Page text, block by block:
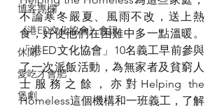
博客專欄
《港ED文化協會》會訊
休閒
愛吃才會肥
煲劇
不論寒冬嚴夏、風雨不改，送上熱
食，好使他們在困難中多一點溫暖。
「港ED文化協會」10名義工早前參與
了一次派飯活動，為無家者及貧窮人
士服務之餘，亦對Helping the
Homeless這個機構和一班義工，了解